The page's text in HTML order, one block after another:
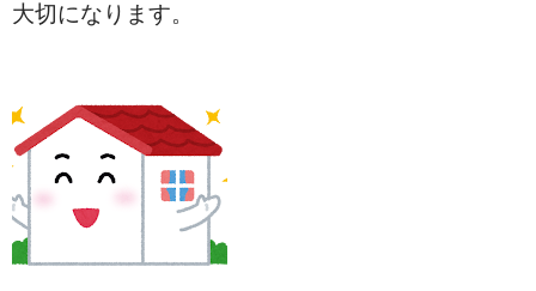
大切になります。